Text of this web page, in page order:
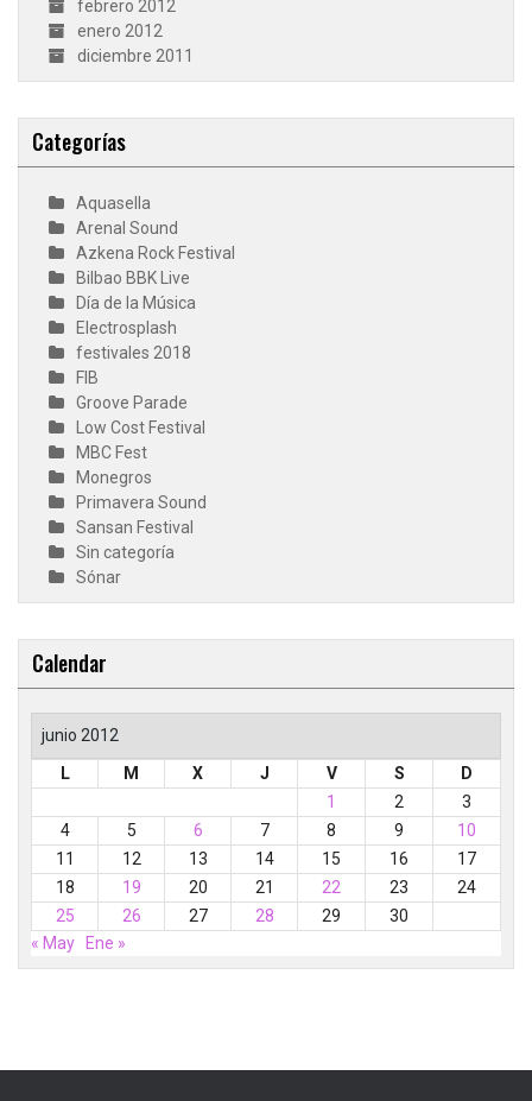
febrero 2012
enero 2012
diciembre 2011
Categorías
Aquasella
Arenal Sound
Azkena Rock Festival
Bilbao BBK Live
Día de la Música
Electrosplash
festivales 2018
FIB
Groove Parade
Low Cost Festival
MBC Fest
Monegros
Primavera Sound
Sansan Festival
Sin categoría
Sónar
Calendar
junio 2012
L
M X J V S
D
1
2
3
4
5 6 7 8 9
10
11
12 13 14 15 16
17
18
19 20 21 22 23
24
25
26 27 28 29
30
« May
Ene »